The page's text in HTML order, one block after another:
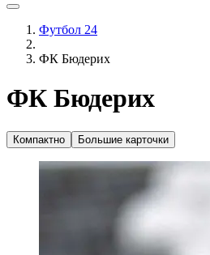
Футбол 24
ФК Бюдерих
ФК Бюдерих
Компактно Большие карточки